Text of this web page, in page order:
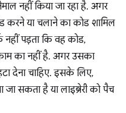
नहीं किया जा रहा है. अगर
या चलाने का कोड शामिल
पड़ता कि वह कोड,
का नहीं है. अगर उसका
देना चाहिए. इसके लिए,
जा सकता है या लाइब्रेरी को पैच